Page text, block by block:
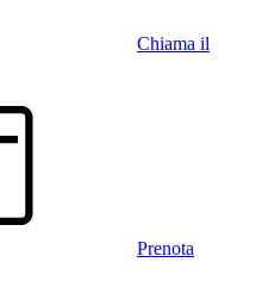
Chiama il
Prenota